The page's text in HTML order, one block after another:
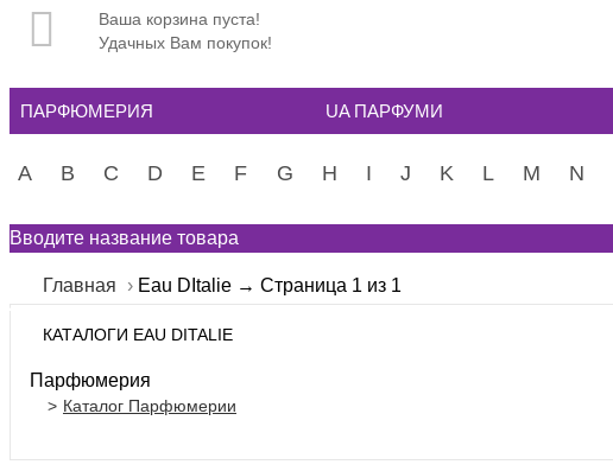
Ваша корзина пуста!
Удачных Вам покупок!
ПАРФЮМЕРИЯ UA ПАРФУМИ
A B C D E F G H I J K L M N
Главная Eau DItalie → Страница 1 из 1
КАТАЛОГИ EAU DITALIE
Парфюмерия
Каталог Парфюмерии